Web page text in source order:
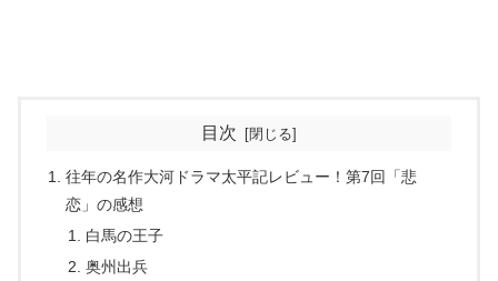
目次
往年の名作大河ドラマ太平記レビュー！第7回「悲
恋」の感想
白馬の王子
奥州出兵